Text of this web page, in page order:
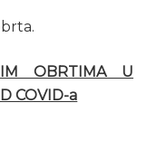
OBRTIMA U
COVID-a